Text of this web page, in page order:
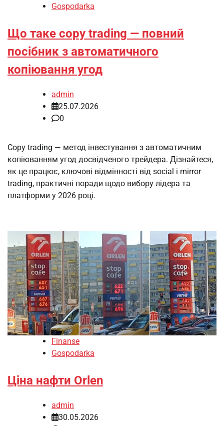
Gospodarka
Що таке copy trading — повний
посібник з автоматичного
копіювання угод
admin
25.07.2026
0
Copy trading — метод інвестування з автоматичним
копіюванням угод досвідченого трейдера. Дізнайтеся,
як це працює, ключові відмінності від social і mirror
trading, практичні поради щодо вибору лідера та
платформи у 2026 році.
Finanse
Gospodarka
Ціна нафти Orlen
admin
30.05.2026